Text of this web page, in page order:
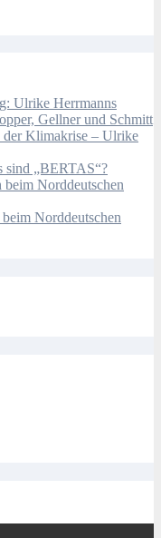
Ulrike Herrmanns
Gellner und Schmitt
der Klimakrise – Ulrike
sind „BERTAS“?
Norddeutschen
Norddeutschen